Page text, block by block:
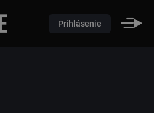
Prihlásenie